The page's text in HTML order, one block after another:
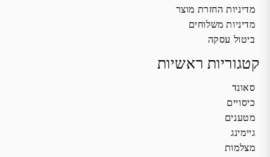
מדיניות החזרת מוצר
מדיניות משלוחים
ביטול עסקה
קטגוריות ראשיות
סאונד
כיסויים
מטענים
גיימינג
מצלמות